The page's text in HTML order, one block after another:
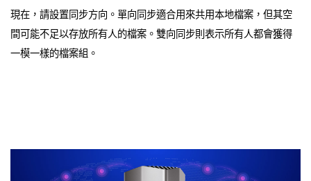
現在，請設置同步方向。單向同步適合用來共用本地檔案，但其空
間可能不足以存放所有人的檔案。雙向同步則表示所有人都會獲得
一模一樣的檔案組。